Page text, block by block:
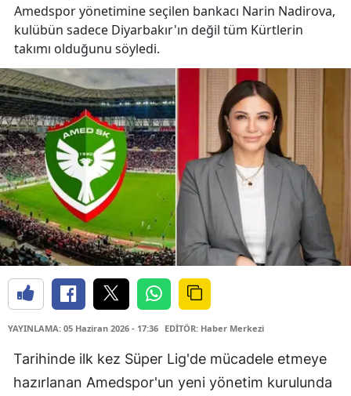
Amedspor yönetimine seçilen bankacı Narin Nadirova,
kulübün sadece Diyarbakır'ın değil tüm Kürtlerin
takımı olduğunu söyledi.
YAYINLAMA: 05 Haziran 2026 - 17:36 EDİTÖR: Haber Merkezi
Tarihinde ilk kez Süper Lig'de mücadele etmeye
hazırlanan Amedspor'un yeni yönetim kurulunda